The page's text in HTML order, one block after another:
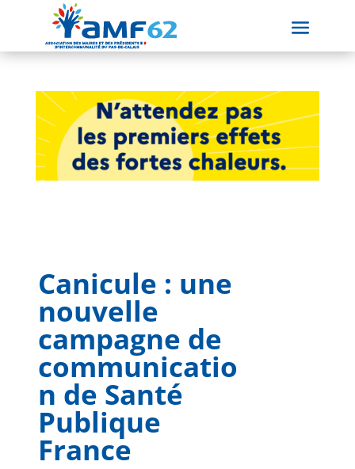
Canicule : une
nouvelle
campagne de
communicatio
n de Santé
Publique
France